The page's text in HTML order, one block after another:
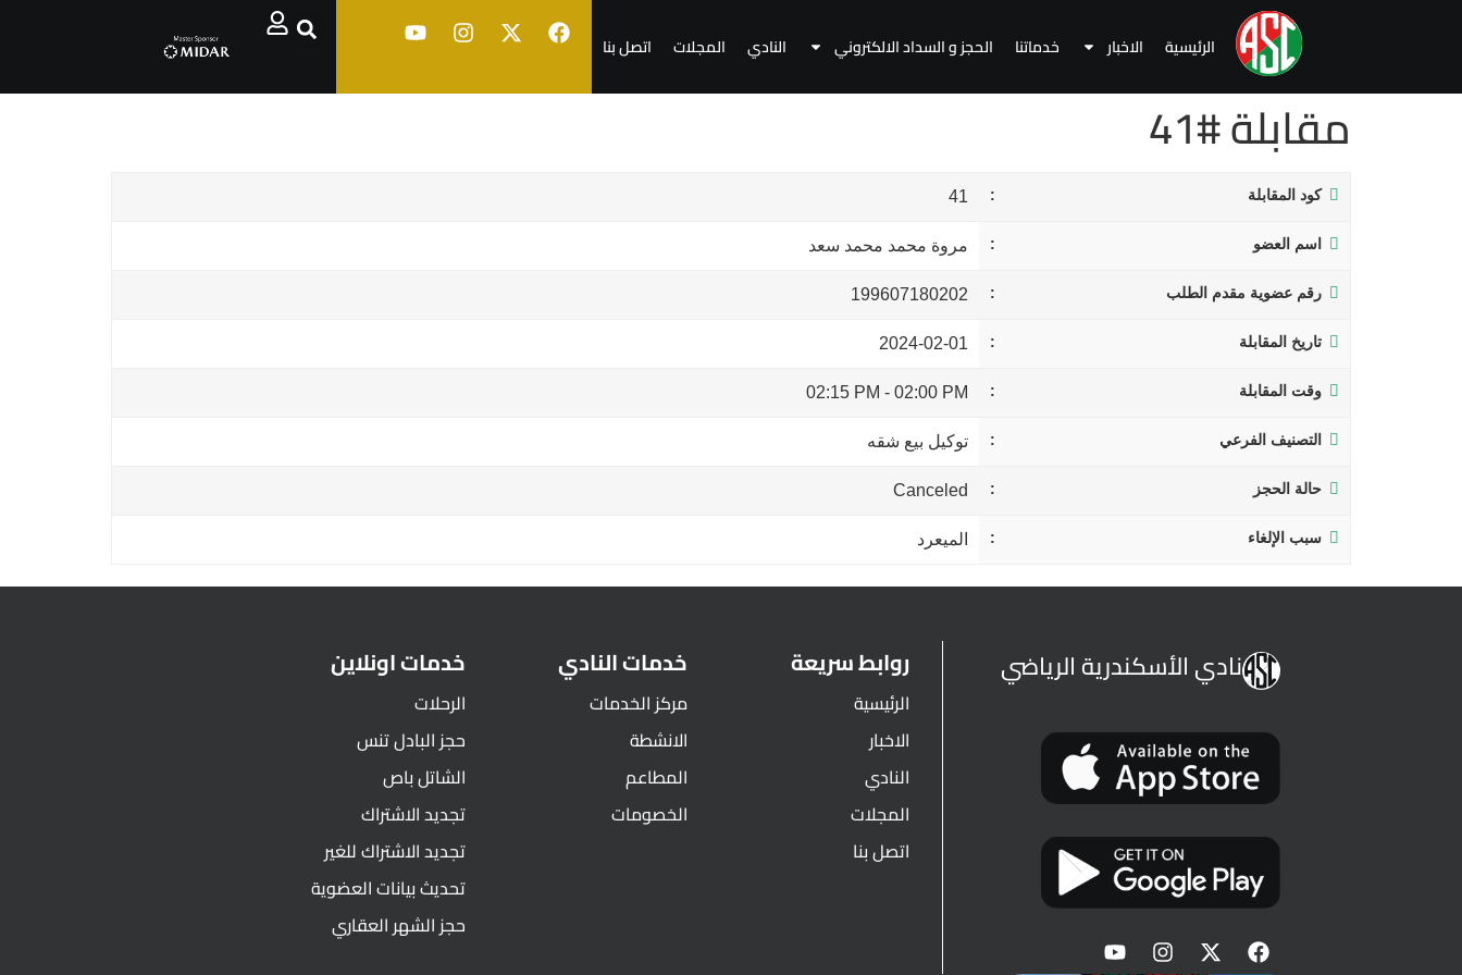
الرئيسية الاخبار خدماتنا الحجز و السداد الالكتروني النادي المجلات اتصل بنا
مقابلة #41
كود المقابلة 41
اسم العضو مروة محمد محمد سعد
رقم عضوية مقدم الطلب 199607180202
تاريخ المقابلة 2024-02-01
وقت المقابلة 02:00 PM
-
02:15 PM
التصنيف الفرعي توكيل بيع شقه
حالة الحجز Canceled
سبب الإلغاء الميعرد
نادي الأسكندرية الرياضي روابط سريعة
الرئيسية
الاخبار
النادي
المجلات
اتصل بنا
خدمات النادي
مركز الخدمات
الانشطة
المطاعم
الخصومات
خدمات اونلاين
الرحلات
حجز البادل تنس
الشاتل باص
تجديد الاشتراك
تجديد الاشتراك للغير
تحديث بيانات العضوية
حجز الشهر العقاري